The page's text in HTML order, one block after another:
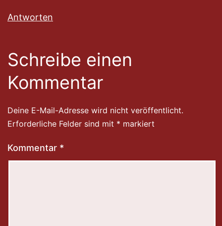
Antworten
Schreibe einen
Kommentar
Deine E-Mail-Adresse wird nicht veröffentlicht.
Erforderliche Felder sind mit * markiert
Kommentar *